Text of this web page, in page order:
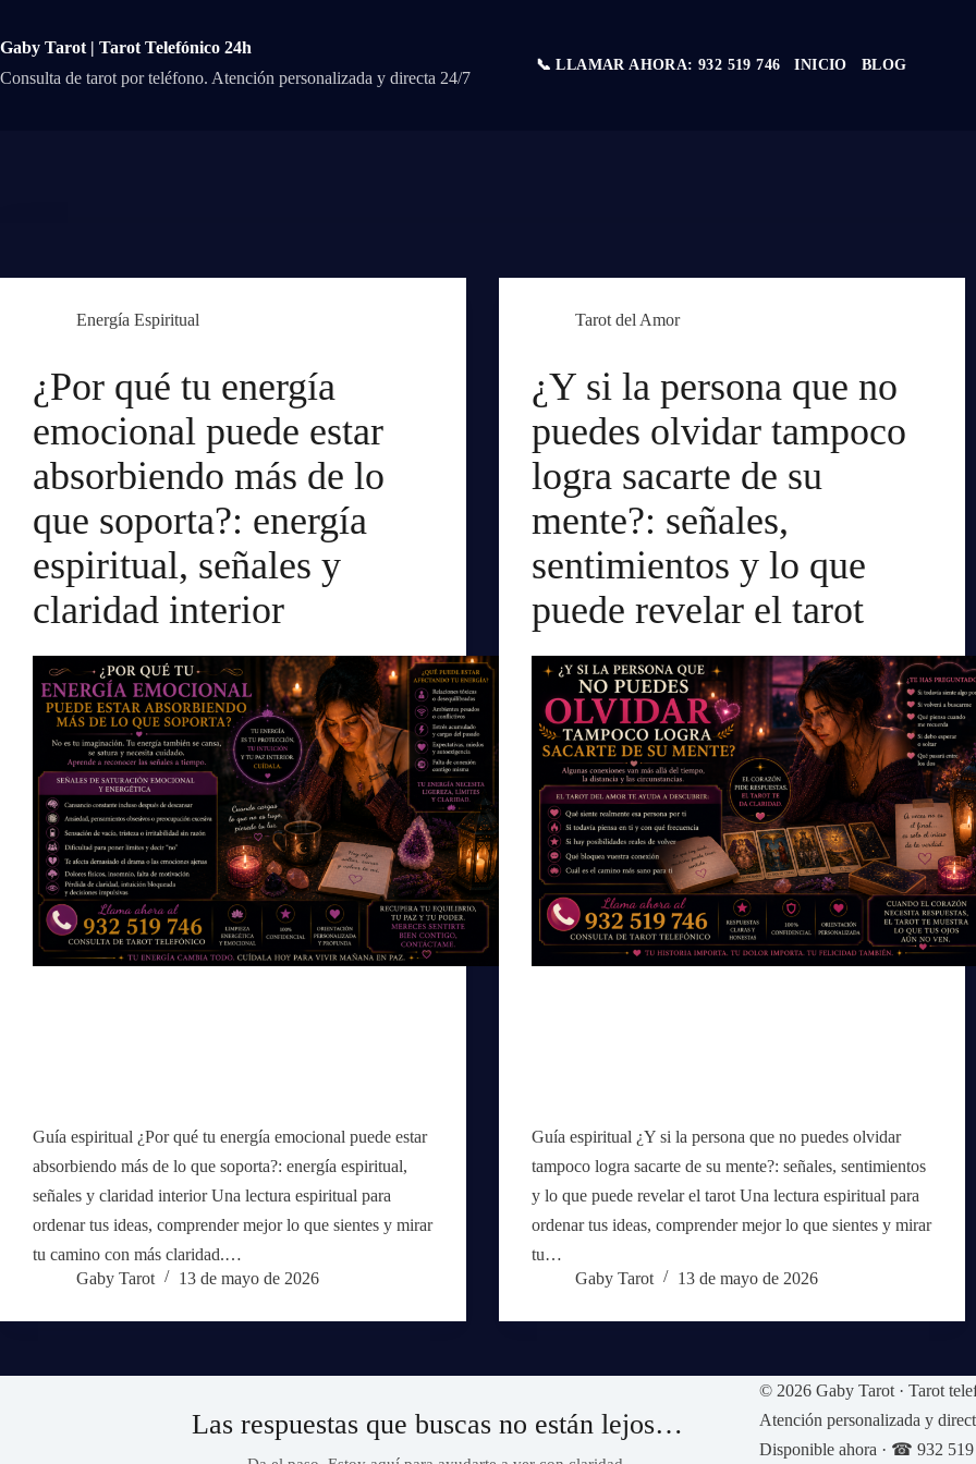
contenido
Gaby Tarot | Tarot Telefónico 24h
Consulta de tarot por teléfono. Atención personalizada y directa 24/7
📞 LLAMAR AHORA: 932 519 746 INICIO BLOG
Energía Espiritual
¿Por qué tu energía
emocional puede estar
absorbiendo más de lo
que soporta?: energía
espiritual, señales y
claridad interior
Guía espiritual ¿Por qué tu energía emocional puede estar
absorbiendo más de lo que soporta?: energía espiritual,
señales y claridad interior Una lectura espiritual para
ordenar tus ideas, comprender mejor lo que sientes y mirar
tu camino con más claridad.…
Gaby Tarot
13 de mayo de 2026
Tarot del Amor
¿Y si la persona que no
puedes olvidar tampoco
logra sacarte de su
mente?: señales,
sentimientos y lo que
puede revelar el tarot
Guía espiritual ¿Y si la persona que no puedes olvidar
tampoco logra sacarte de su mente?: señales, sentimientos
y lo que puede revelar el tarot Una lectura espiritual para
ordenar tus ideas, comprender mejor lo que sientes y mirar
tu…
Gaby Tarot
13 de mayo de 2026
Las respuestas que buscas no están lejos…
© 2026 Gaby Tarot · Tarot
Atención personalizada y
Disponible ahora · ☎ 932 519